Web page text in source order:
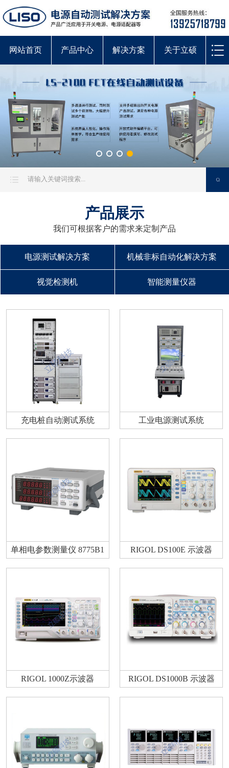
网站首页 产品中心 解决方案 关于立硕
产品展示
我们可根据客户的需求来定制产品
电源测试解决方案 机械非标自动化解决方案
视觉检测机 智能测量仪器
充电桩自动测试系统 工业电源测试系统
单相电参数测量仪 8775B1 RIGOL DS100E 示波器
RIGOL 1000Z示波器 RIGOL DS1000B 示波器